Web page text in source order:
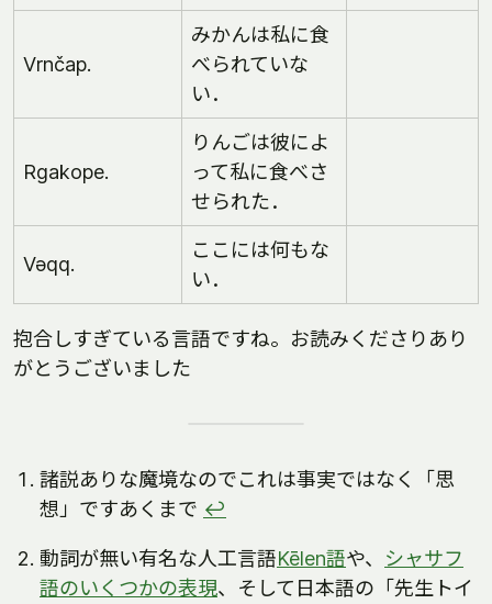
Vrnčap.
みかんは私に食
べられていな
い．
Rgakope.
りんごは彼によ
って私に食べさ
せられた．
Vəqq.
ここには何もな
い．
抱合しすぎている言語ですね。お読みくださりあり
がとうございました
諸説ありな魔境なのでこれは事実ではなく「思
想」ですあくまで ↩
動詞が無い有名な人工言語Kēlen語や、 シャサフ
語のいくつかの表現、そして日本語の「先生トイ